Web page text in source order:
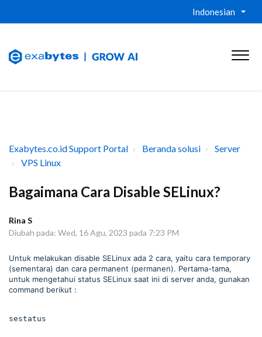
Indonesian
Exabytes.co.id Support Portal Beranda solusi
Server
VPS Linux
Bagaimana Cara Disable SELinux?
Rina S
Diubah pada: Wed, 16 Agu, 2023 pada 7:23 PM
Untuk melakukan disable SELinux ada 2 cara, yaitu cara temporary
(sementara) dan cara permanent (permanen). Pertama-tama,
untuk mengetahui status SELinux saat ini di server anda, gunakan
command berikut :
sestatus